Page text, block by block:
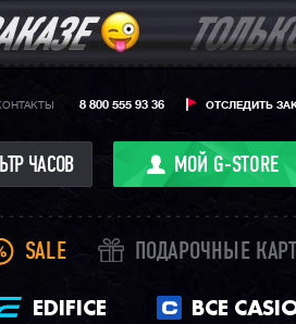
ОТСЛЕДИТЬ
8 800 555 93 36
ЧАСОВ МОЙ G-STORE
SALE ПОДАРОЧНЫЕ
EDIFICE ВСЕ